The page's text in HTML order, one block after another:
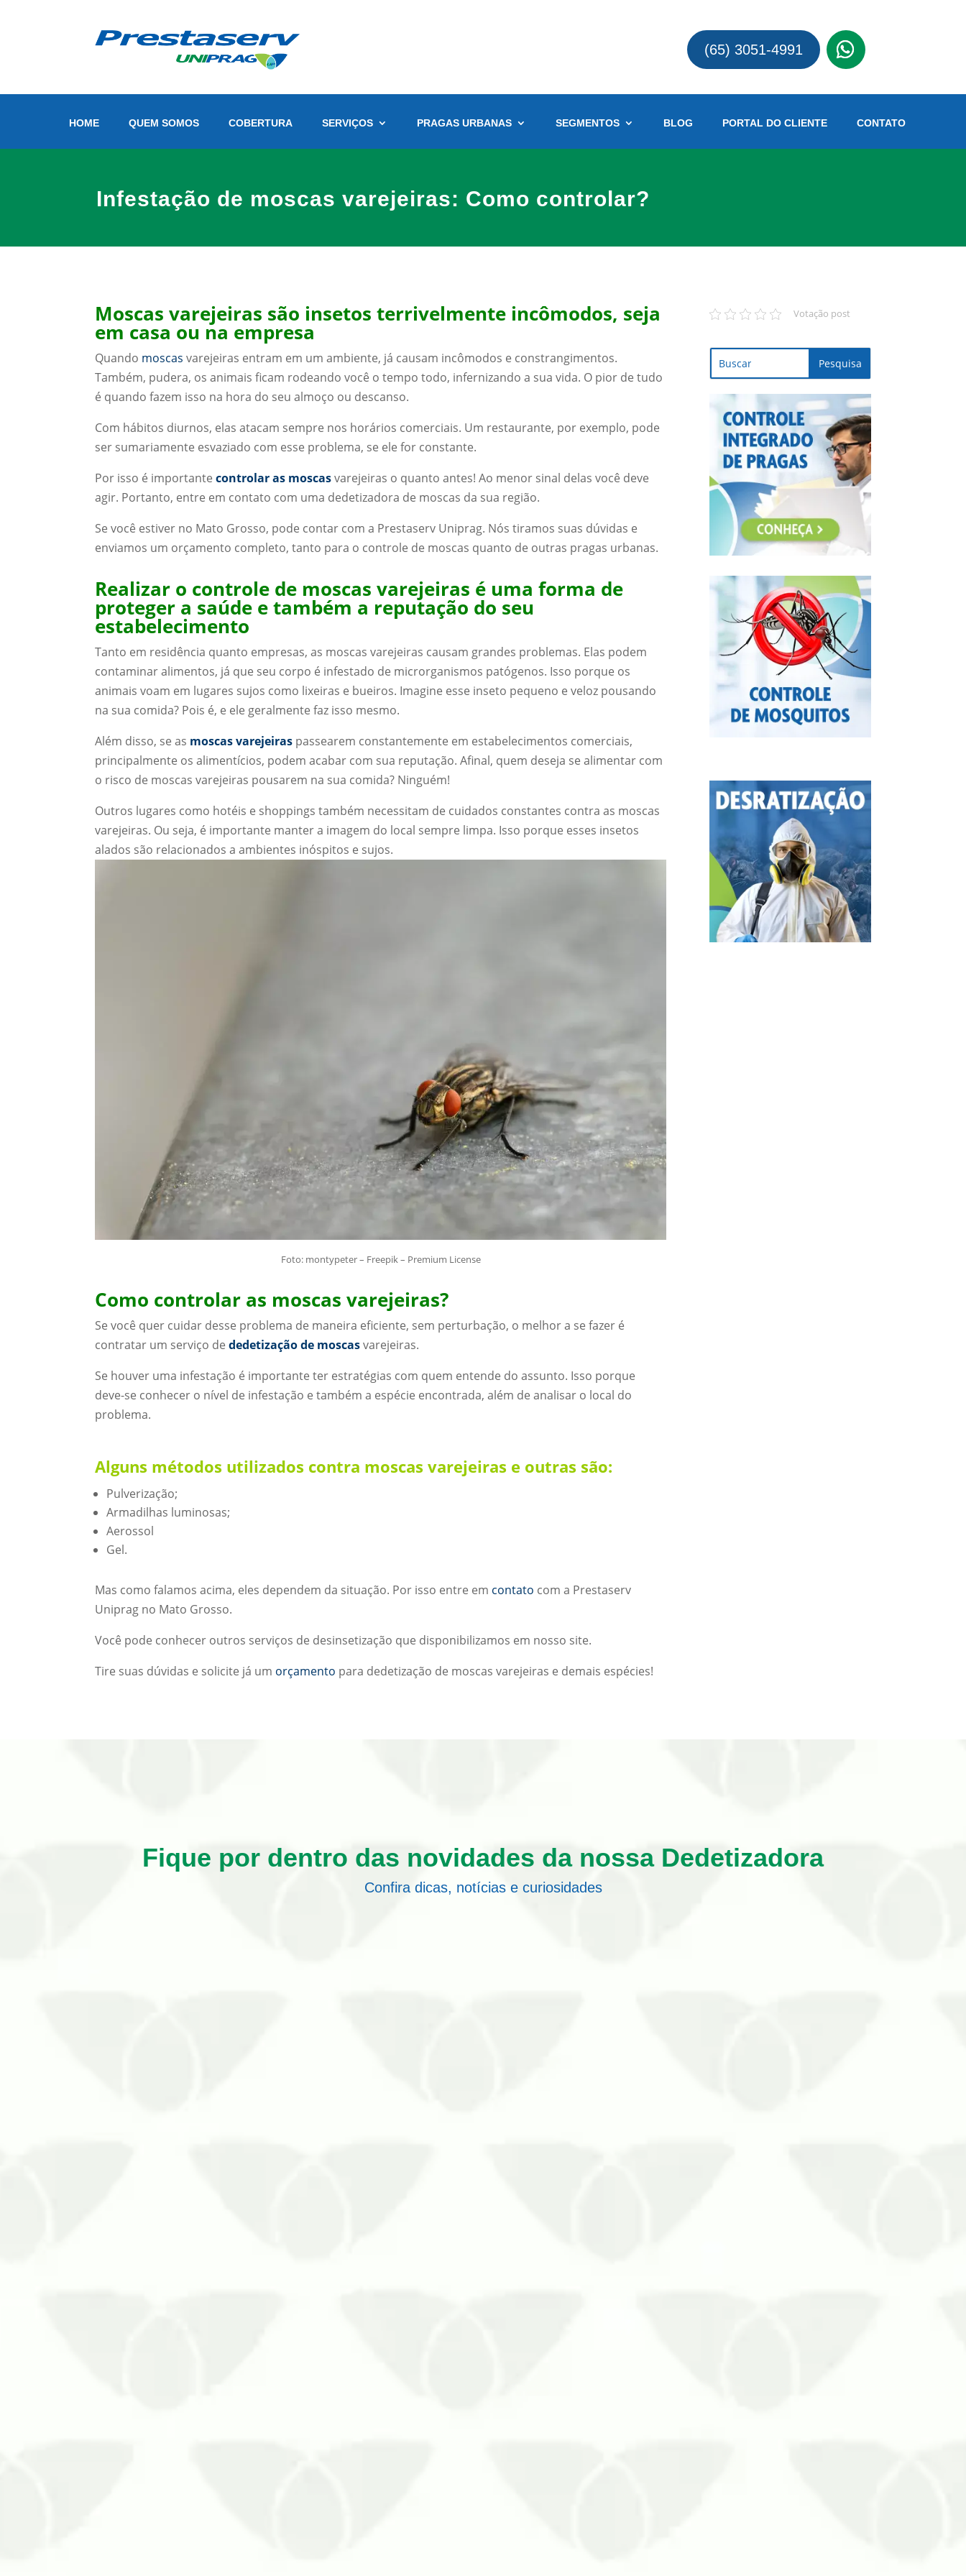
(65) 3051-4991
HOME QUEM SOMOS COBERTURA SERVIÇOS PRAGAS URBANAS SEGMENTOS BLOG PORTAL DO CLIENTE CONTATO
Infestação de moscas varejeiras: Como controlar?
Moscas varejeiras são insetos terrivelmente incômodos, seja
em casa ou na empresa
Quando moscas varejeiras entram em um ambiente, já causam incômodos e constrangimentos.
Também, pudera, os animais ficam rodeando você o tempo todo, infernizando a sua vida. O pior de tudo
é quando fazem isso na hora do seu almoço ou descanso.
Com hábitos diurnos, elas atacam sempre nos horários comerciais. Um restaurante, por exemplo, pode
ser sumariamente esvaziado com esse problema, se ele for constante.
Por isso é importante controlar as moscasvarejeiras o quanto antes! Ao menor sinal delas você deve
agir. Portanto, entre em contato com uma dedetizadora de moscas da sua região.
Se você estiver no Mato Grosso, pode contar com a Prestaserv Uniprag. Nós tiramos suas dúvidas e
enviamos um orçamento completo, tanto para o controle de moscas quanto de outras pragas urbanas.
Realizar o controle de moscas varejeiras é uma forma de
proteger a saúde e também a reputação do seu
estabelecimento
Tanto em residência quanto empresas, as moscas varejeiras causam grandes problemas. Elas podem
contaminar alimentos, já que seu corpo é infestado de microrganismos patógenos. Isso porque os
animais voam em lugares sujos como lixeiras e bueiros. Imagine esse inseto pequeno e veloz pousando
na sua comida? Pois é, e ele geralmente faz isso mesmo.
Além disso, se as moscas varejeiras passearem constantemente em estabelecimentos comerciais,
principalmente os alimentícios, podem acabar com sua reputação. Afinal, quem deseja se alimentar com
o risco de moscas varejeiras pousarem na sua comida? Ninguém!
Outros lugares como hotéis e shoppings também necessitam de cuidados constantes contra as moscas
varejeiras. Ou seja, é importante manter a imagem do local sempre limpa. Isso porque esses insetos
alados são relacionados a ambientes inóspitos e sujos.
Foto: montypeter – Freepik – Premium License
Como controlar as moscas varejeiras?
Se você quer cuidar desse problema de maneira eficiente, sem perturbação, o melhor a se fazer é
contratar um serviço de dedetização de moscasvarejeiras.
Se houver uma infestação é importante ter estratégias com quem entende do assunto. Isso porque
deve-se conhecer o nível de infestação e também a espécie encontrada, além de analisar o local do
problema.
Alguns métodos utilizados contra moscas varejeiras e outras são:
Pulverização;
Armadilhas luminosas;
Aerossol
Gel.
Mas como falamos acima, eles dependem da situação. Por isso entre em contato com a Prestaserv
Uniprag no Mato Grosso.
Você pode conhecer outros serviços de desinsetização que disponibilizamos em nosso site.
Tire suas dúvidas e solicite já um orçamento para dedetização de moscas varejeiras e demais espécies!
Votação post
Fique por dentro das novidades da nossa Dedetizadora
Confira dicas, notícias e curiosidades